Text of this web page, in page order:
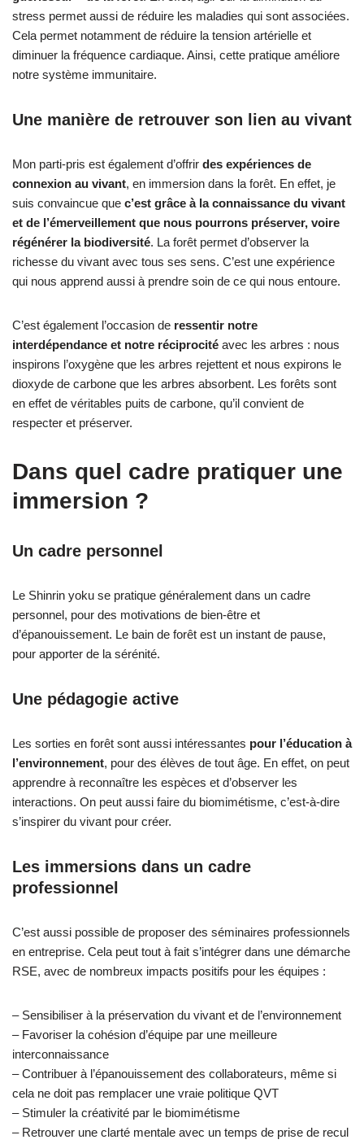
stress permet aussi de réduire les maladies qui sont associées.
Cela permet notamment de réduire la tension artérielle et
diminuer la fréquence cardiaque. Ainsi, cette pratique améliore
notre système immunitaire.
Une manière de retrouver son lien au vivant
Mon parti-pris est également d’offrir des expériences de
connexion au vivant, en immersion dans la forêt. En effet, je
suis convaincue que c’est grâce à la connaissance du vivant
et de l’émerveillement que nous pourrons préserver, voire
régénérer la biodiversité. La forêt permet d’observer la
richesse du vivant avec tous ses sens. C’est une expérience
qui nous apprend aussi à prendre soin de ce qui nous entoure.
C’est également l’occasion de ressentir notre
interdépendance et notre réciprocité avec les arbres : nous
inspirons l’oxygène que les arbres rejettent et nous expirons le
dioxyde de carbone que les arbres absorbent. Les forêts sont
en effet de véritables puits de carbone, qu’il convient de
respecter et préserver.
Dans quel cadre pratiquer une
immersion ?
Un cadre personnel
Le Shinrin yoku se pratique généralement dans un cadre
personnel, pour des motivations de bien-être et
d’épanouissement. Le bain de forêt est un instant de pause,
pour apporter de la sérénité.
Une pédagogie active
Les sorties en forêt sont aussi intéressantes pour l’éducation à
l’environnement, pour des élèves de tout âge. En effet, on peut
apprendre à reconnaître les espèces et d’observer les
interactions. On peut aussi faire du biomimétisme, c’est-à-dire
s’inspirer du vivant pour créer.
Les immersions dans un cadre
professionnel
C’est aussi possible de proposer des séminaires professionnels
en entreprise. Cela peut tout à fait s’intégrer dans une démarche
RSE, avec de nombreux impacts positifs pour les équipes :
– Sensibiliser à la préservation du vivant et de l’environnement
– Favoriser la cohésion d’équipe par une meilleure
interconnaissance
– Contribuer à l’épanouissement des collaborateurs, même si
cela ne doit pas remplacer une vraie politique QVT
– Stimuler la créativité par le biomimétisme
– Retrouver une clarté mentale avec un temps de prise de recul